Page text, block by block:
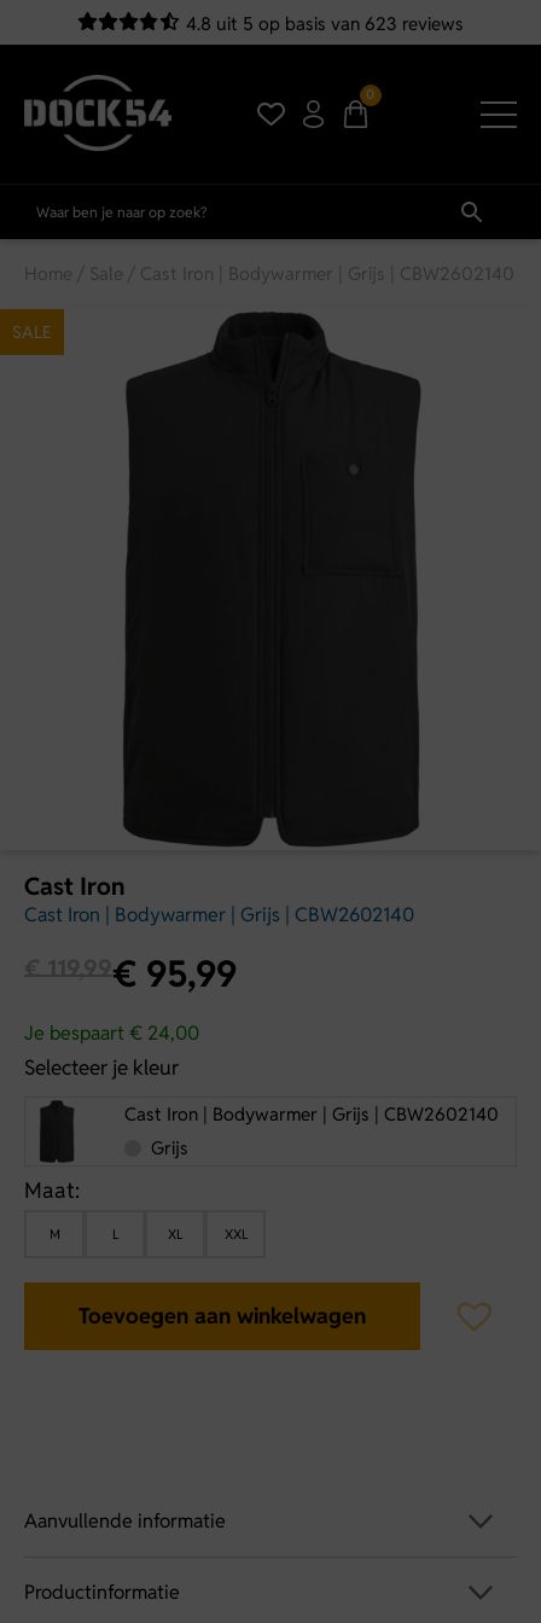
4.8 uit 5 op basis van 623 reviews
0
Home / Sale / Cast Iron | Bodywarmer | Grijs | CBW2602140
SALE
Cast Iron
Cast Iron | Bodywarmer | Grijs | CBW2602140
€ 95,99
Je bespaart € 24,00
Selecteer je kleur
Cast Iron | Bodywarmer | Grijs | CBW2602140
Grijs
Maat:
M L XL XXL
Toevoegen aan winkelwagen
Aanvullende informatie
Artikelnummer
Productinformatie